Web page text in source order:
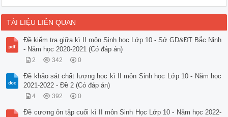
TÀI LIỆU LIÊN QUAN
Đề kiểm tra giữa kì II môn Sinh học Lớp 10 - Sở GD&ĐT Bắc Ninh
- Năm học 2020-2021 (Có đáp án)
2 342 0
Đề khảo sát chất lượng học kì II môn Sinh học Lớp 10 - Năm học
2021-2022 - Đề 2 (Có đáp án)
4 392 0
Đề cương ôn tập cuối kì II môn Sinh Học Lớp 10 - Năm học 2022-